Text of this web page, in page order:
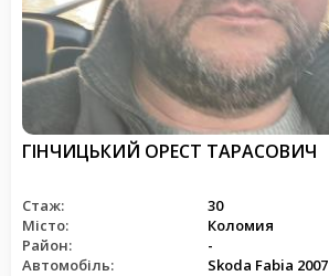
ГІНЧИЦЬКИЙ ОРЕСТ ТАРАСОВИЧ
Стаж:
30
Місто:
Коломия
Район:
-
Автомобіль:
Skoda Fabia 2007